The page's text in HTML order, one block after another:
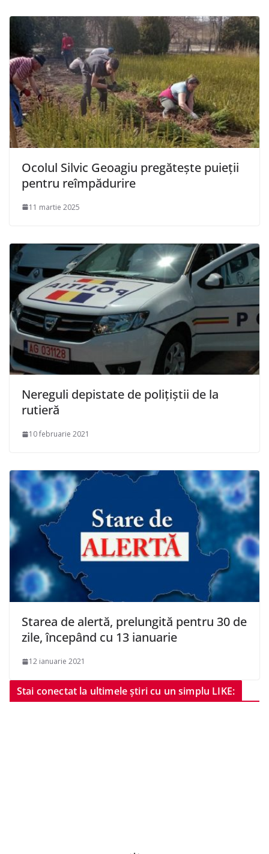
Ocolul Silvic Geoagiu pregătește puieții
pentru reîmpădurire
11 martie 2025
Nereguli depistate de polițiștii de la
rutieră
10 februarie 2021
Starea de alertă, prelungită pentru 30 de
zile, începând cu 13 ianuarie
12 ianuarie 2021
Stai conectat la ultimele știri cu un simplu LIKE: